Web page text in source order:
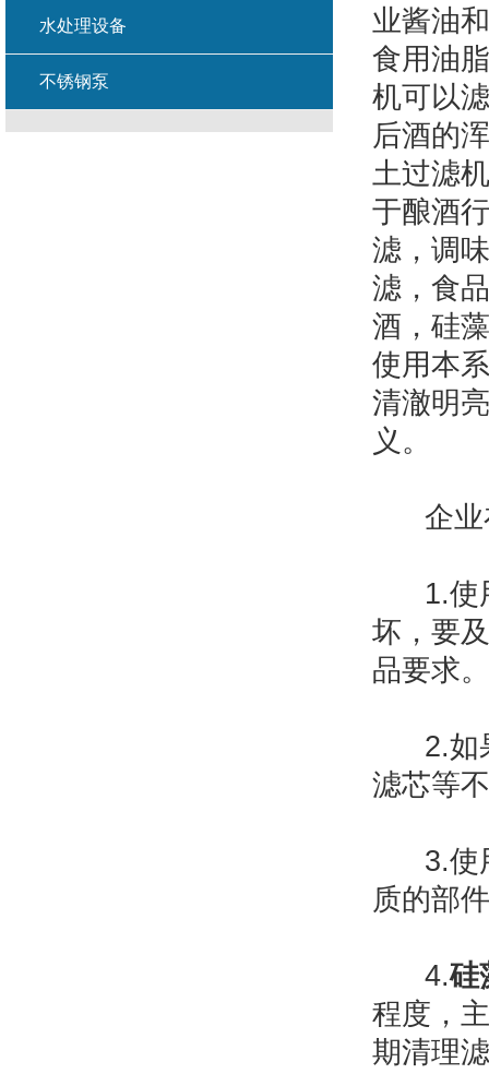
业酱油
食用油
机可以
后酒的
土过滤
于酿酒
滤，调
滤，食
酒，硅
使用本
清澈明
义。
企业
1.使用
坏，要
品要求。
2.如果
滤芯等
3.使用
质的部
4.硅
程度，
期清理
水处理设备
不锈钢泵